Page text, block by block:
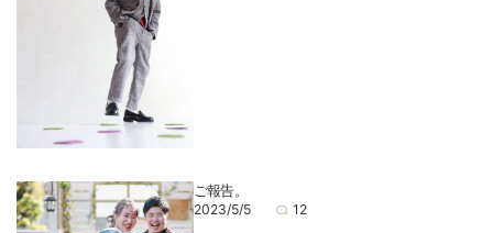
ご報告。
2023/5/5 12